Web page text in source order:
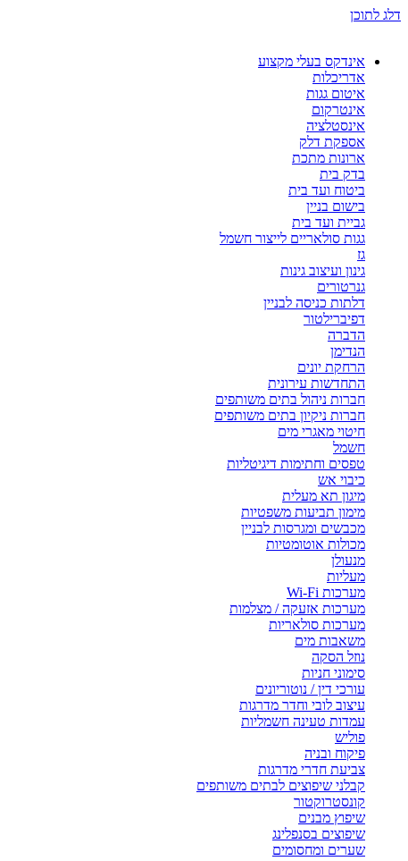
דלג לתוכן
אינדקס בעלי מקצוע
אדריכלות
איטום גגות
אינטרקום
אינסטלציה
אספקת דלק
ארונות מתכת
בדק בית
ביטוח ועד בית
בישום בניין
גביית ועד בית
גגות סולאריים לייצור חשמל
גז
גינון ועיצוב גינות
גנרטורים
דלתות כניסה לבניין
דפיברילטור
הדברה
הנדימן
הרחקת יונים
התחדשות עירונית
חברות ניהול בתים משותפים
חברות ניקיון בתים משותפים
חיטוי מאגרי מים
חשמל
טפסים וחתימות דיגיטליות
כיבוי אש
מיגון תא מעלית
מימון תביעות משפטיות
מכבשים ומגרסות לבניין
מכולות אוטומטיות
מנעולן
מעליות
מערכות Wi-Fi
מערכות אזעקה / מצלמות
מערכות סולאריות
משאבות מים
נוזל הסקה
סימוני חניות
עורכי דין / נוטוריונים
עיצוב לובי וחדר מדרגות
עמדות טעינה חשמליות
פוליש
פיקוח ובניה
צביעת חדרי מדרגות
קבלני שיפוצים לבתים משותפים
קונסטרוקטור
שיפוץ מבנים
שיפוצים בסנפלינג
שערים ומחסומים